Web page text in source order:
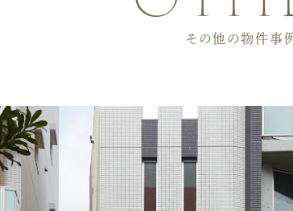
その他の物件事